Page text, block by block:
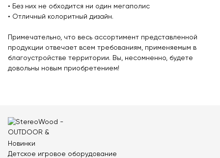
Скамейки
Велопарковки
Парковые качели
Лежаки и шезлонги
Умный город
• Без них не обходится ни один мегаполис
• Отличный колоритный дизайн.
Примечательно, что весь ассортимент представленной
продукции отвечает всем требованиям, применяемым в
благоустройстве территории. Вы, несомненно, будете
довольны новым приобретением!
Новинки
Детское игровое оборудование